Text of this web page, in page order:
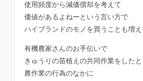
使用頻度から減価償却を考えて
価値があるよねーという言い方で
ハイブランドのモノを買うことも増え
有機農家さんのお手伝いで
きゅうりの苗植えの共同作業をした
農作業の行為のなかに